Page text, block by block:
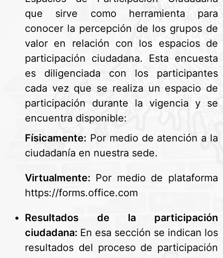
que sirve como herramienta para
conocer la percepción de los grupos de
valor en relación con los espacios de
participación ciudadana. Esta encuesta
es diligenciada con los participantes
cada vez que se realiza un espacio de
participación durante la vigencia y se
encuentra disponible:
Físicamente: Por medio de atención a la
ciudadanía en nuestra sede.
Virtualmente: Por medio de plataforma
https://forms.office.com
Resultados de la participación
ciudadana: En esa sección se indican los
resultados del proceso de participación